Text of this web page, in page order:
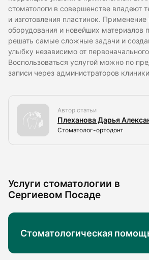
стоматологи в совершенстве владеют
и изготовления пластинок. Применение
оборудования и новейших материалов
решать самые сложные задачи и
улыбку независимо от первоначального
Воспользоваться услугой можно по
записи через администраторов
Автор статьи
Плеханова Дарья
Стоматолог-ортодонт
Услуги стоматологии в
Сергиевом Посаде
Стоматологическая